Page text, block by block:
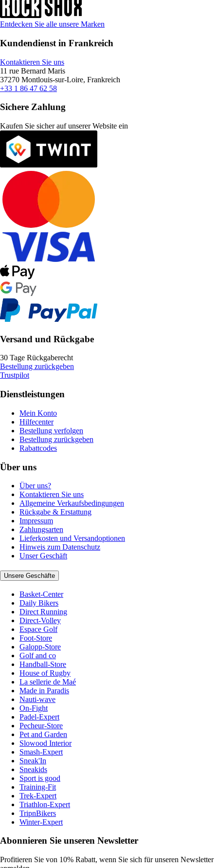
Entdecken Sie alle unsere Marken
Kundendienst in Frankreich
Kontaktieren Sie uns
11 rue Bernard Maris
37270 Montlouis-sur-Loire, Frankreich
+33 1 86 47 62 58
Sichere Zahlung
Kaufen Sie sicher auf unserer Website ein
Versand und Rückgabe
30 Tage Rückgaberecht
Bestellung zurückgeben
Trustpilot
Dienstleistungen
Mein Konto
Hilfecenter
Bestellung verfolgen
Bestellung zurückgeben
Rabattcodes
Über uns
Über uns?
Kontaktieren Sie uns
Allgemeine Verkaufsbedingungen
Rückgabe & Erstattung
Impressum
Zahlungsarten
Lieferkosten und Versandoptionen
Hinweis zum Datenschutz
Unser Geschäft
Unsere Geschäfte
Basket-Center
Daily Bikers
Direct Running
Direct-Volley
Espace Golf
Foot-Store
Galopp-Store
Golf and co
Handball-Store
House of Rugby
La sellerie de Maé
Made in Paradis
Nauti-wave
On-Fight
Padel-Expert
Pecheur-Store
Pet and Garden
Slowood Interior
Smash-Expert
Sneak'In
Sneakids
Sport is good
Training-Fit
Trek-Expert
Triathlon-Expert
TripnBikers
Winter-Expert
Abonnieren Sie unseren Newsletter
Profitieren Sie von 10% Rabatt, wenn Sie sich für unseren Newsletter